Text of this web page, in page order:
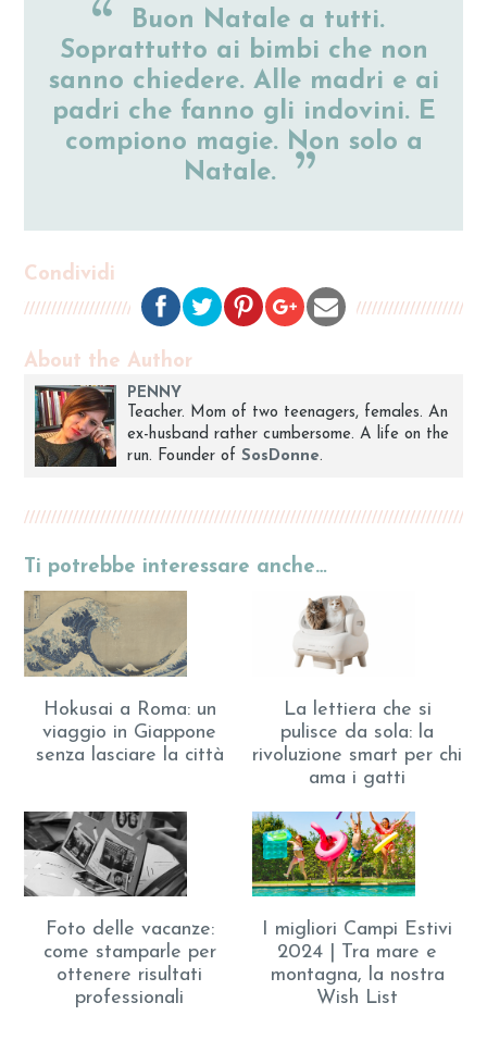
Buon Natale a tutti.
Soprattutto ai bimbi che non
sanno chiedere. Alle madri e ai
padri che fanno gli indovini. E
compiono magie. Non solo a
Natale.
Condividi
About the Author
PENNY
Teacher. Mom of two teenagers, females. An
ex-husband rather cumbersome. A life on the
run. Founder ofSosDonne.
Ti potrebbe interessare anche…
Hokusai a Roma: un
viaggio in Giappone
senza lasciare la città
La lettiera che si
pulisce da sola: la
rivoluzione smart per chi
ama i gatti
Foto delle vacanze:
come stamparle per
ottenere risultati
professionali
I migliori Campi Estivi
2024 | Tra mare e
montagna, la nostra
Wish List